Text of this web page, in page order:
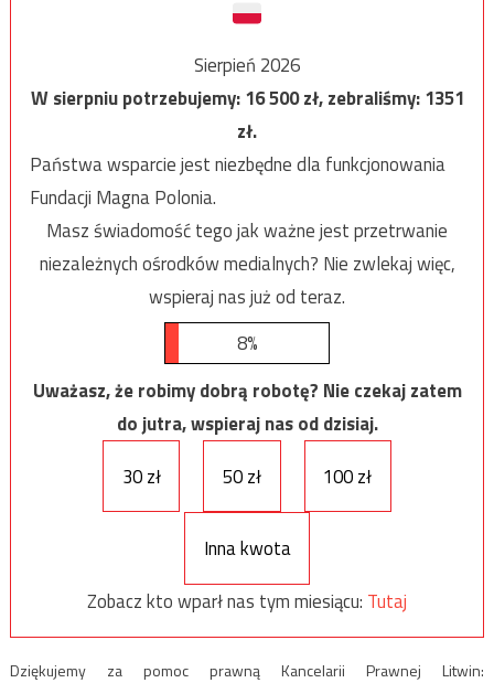
Sierpień 2026
W sierpniu potrzebujemy:16 500zł, zebraliśmy:1351
zł.
Państwa wsparcie jest niezbędne dla funkcjonowania
Fundacji Magna Polonia.
Masz świadomość tego jak ważne jest przetrwanie
niezależnych ośrodków medialnych? Nie zwlekaj więc,
wspieraj nas już od teraz.
8%
Uważasz, że robimy dobrą robotę? Nie czekaj zatem
do jutra, wspieraj nas od dzisiaj.
30 zł
50 zł 100 zł
Inna kwota
Zobacz kto wparł nas tym miesiącu: Tutaj
Dziękujemy za pomoc prawną Kancelarii Prawnej Litwin: